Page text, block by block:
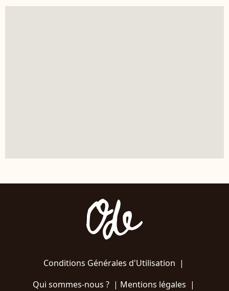
Conditions Générales d'Utilisation |
Qui sommes-nous ?| Mentions légales |